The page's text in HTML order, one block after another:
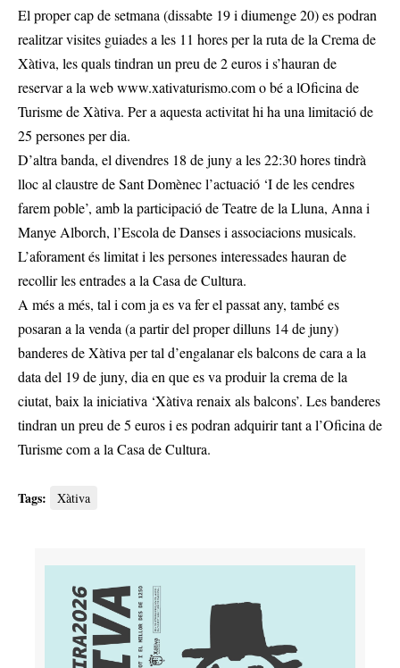
El proper cap de setmana (dissabte 19 i diumenge 20) es podran
realitzar visites guiades a les 11 hores per la ruta de la Crema de
Xàtiva, les quals tindran un preu de 2 euros i s’hauran de
reservar a la web www.xativaturismo.com o bé a lOficina de
Turisme de Xàtiva. Per a aquesta activitat hi ha una limitació de
25 persones per dia.
D’altra banda, el divendres 18 de juny a les 22:30 hores tindrà
lloc al claustre de Sant Domènec l’actuació ‘I de les cendres
farem poble’, amb la participació de Teatre de la Lluna, Anna i
Manye Alborch, l’Escola de Danses i associacions musicals.
L’aforament és limitat i les persones interessades hauran de
recollir les entrades a la Casa de Cultura.
A més a més, tal i com ja es va fer el passat any, també es
posaran a la venda (a partir del proper dilluns 14 de juny)
banderes de Xàtiva per tal d’engalanar els balcons de cara a la
data del 19 de juny, dia en que es va produir la crema de la
ciutat, baix la iniciativa ‘Xàtiva renaix als balcons’. Les banderes
tindran un preu de 5 euros i es podran adquirir tant a l’Oficina de
Turisme com a la Casa de Cultura.
Tags: Xàtiva